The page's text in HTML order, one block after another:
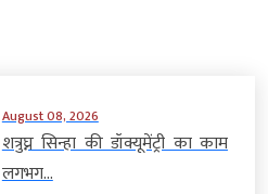
August 08, 2026
शत्रुघ्न सिन्हा की डॉक्यूमेंट्री का काम
लगभग...